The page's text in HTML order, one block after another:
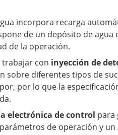
incorpora recarga
de un depósito de agua
de la operación.
trabajar con inyección de
sobre diferentes tipos de
por lo que la
electrónica de control para
de operación y